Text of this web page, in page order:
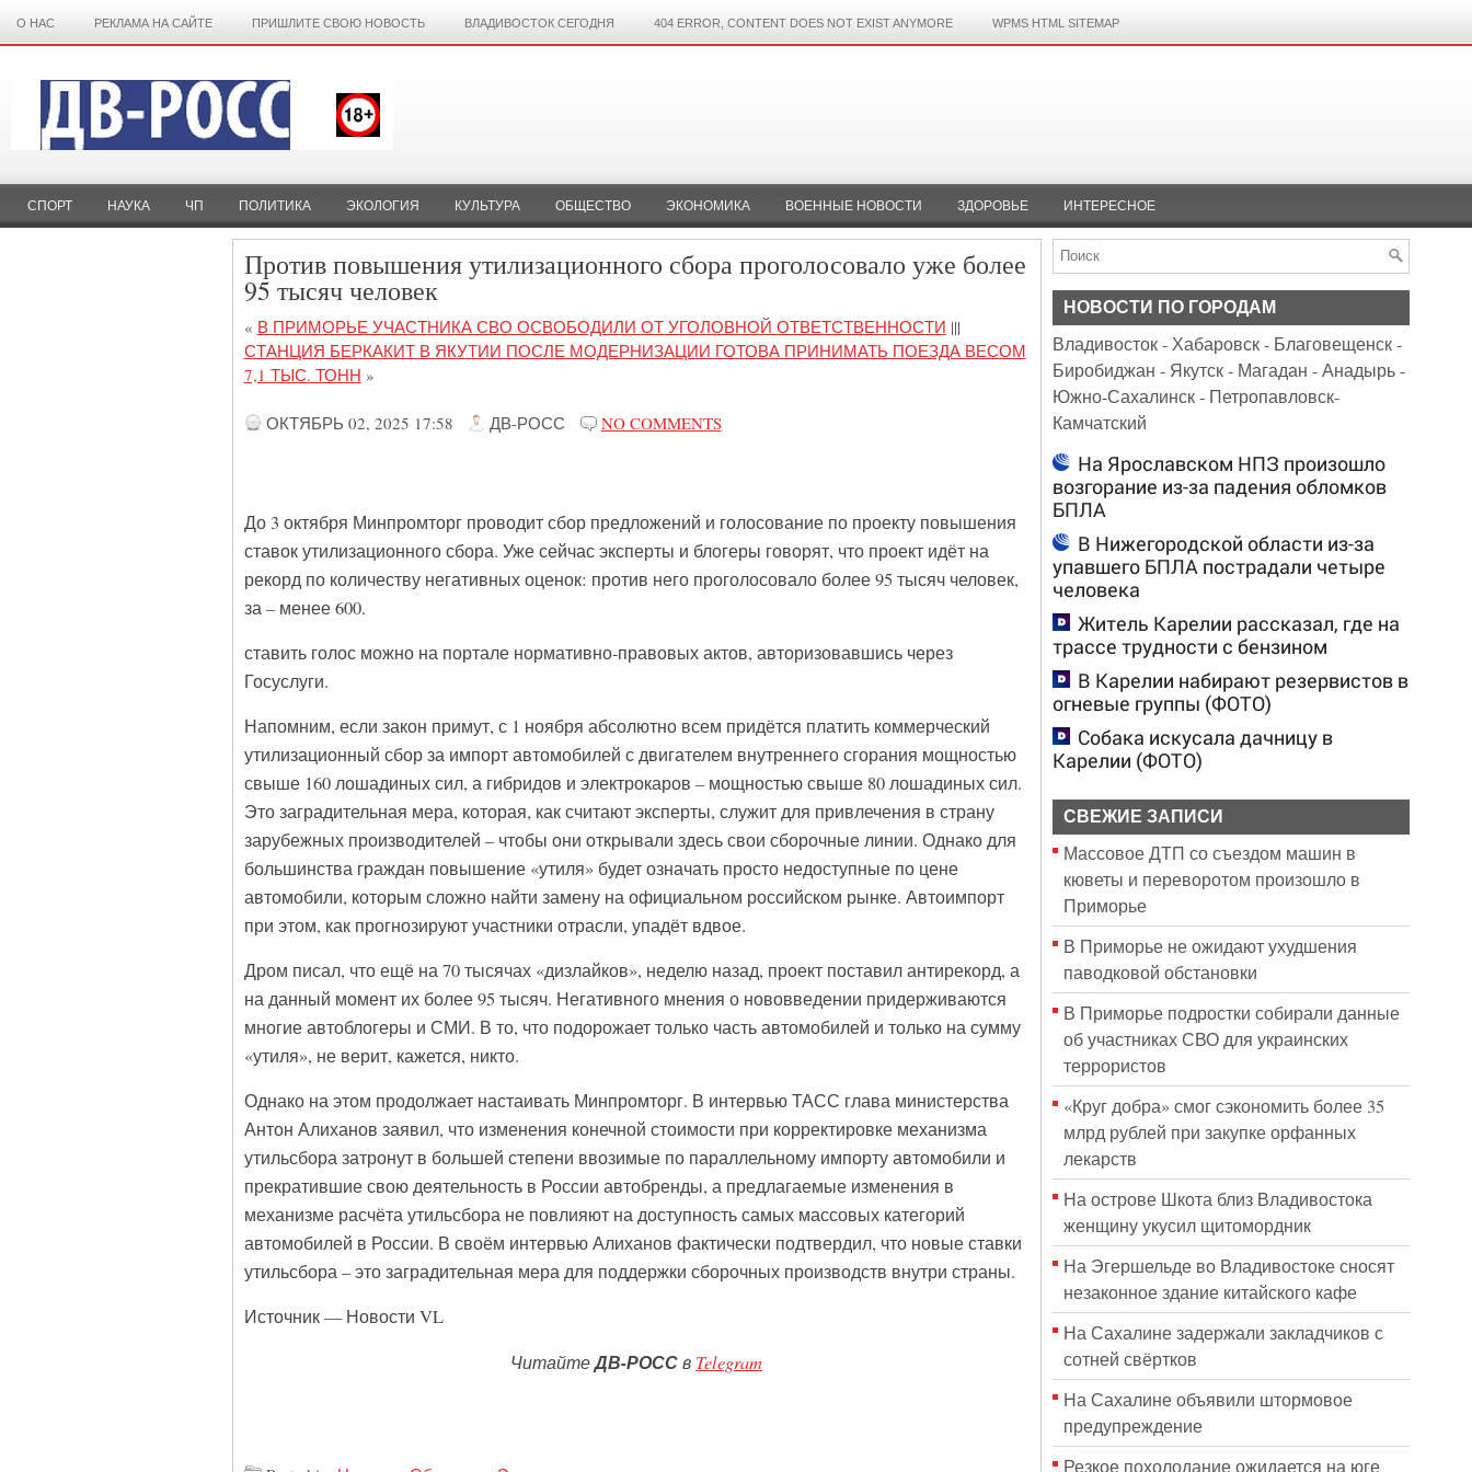
О НАС РЕКЛАМА НА САЙТЕ ПРИШЛИТЕ СВОЮ НОВОСТЬ ВЛАДИВОСТОК СЕГОДНЯ 404 ERROR, CONTENT DOES NOT EXIST ANYMORE WPMS HTML SITEMAP
СПОРТ НАУКА ЧП ПОЛИТИКА ЭКОЛОГИЯ КУЛЬТУРА ОБЩЕСТВО ЭКОНОМИКА ВОЕННЫЕ НОВОСТИ ЗДОРОВЬЕ ИНТЕРЕСНОЕ
Против повышения утилизационного сбора проголосовало уже более
95 тысяч человек
« В ПРИМОРЬЕ УЧАСТНИКА СВО ОСВОБОДИЛИ ОТ УГОЛОВНОЙ ОТВЕТСТВЕННОСТИ |||
СТАНЦИЯ БЕРКАКИТ В ЯКУТИИ ПОСЛЕ МОДЕРНИЗАЦИИ ГОТОВА ПРИНИМАТЬ ПОЕЗДА ВЕСОМ
7,1 ТЫС. ТОНН »
ОКТЯБРЬ 02, 2025 17:58 ДВ-РОСС NO COMMENTS
До 3 октября Минпромторг проводит сбор предложений и голосование по проекту повышения
ставок утилизационного сбора. Уже сейчас эксперты и блогеры говорят, что проект идёт на
рекорд по количеству негативных оценок: против него проголосовало более 95 тысяч человек,
за – менее 600.
ставить голос можно на портале нормативно-правовых актов, авторизовавшись через
Госуслуги.
Напомним, если закон примут, с 1 ноября абсолютно всем придётся платить коммерческий
утилизационный сбор за импорт автомобилей с двигателем внутреннего сгорания мощностью
свыше 160 лошадиных сил, а гибридов и электрокаров – мощностью свыше 80 лошадиных сил.
Это заградительная мера, которая, как считают эксперты, служит для привлечения в страну
зарубежных производителей – чтобы они открывали здесь свои сборочные линии. Однако для
большинства граждан повышение «утиля» будет означать просто недоступные по цене
автомобили, которым сложно найти замену на официальном российском рынке. Автоимпорт
при этом, как прогнозируют участники отрасли, упадёт вдвое.
Дром писал, что ещё на 70 тысячах «дизлайков», неделю назад, проект поставил антирекорд, а
на данный момент их более 95 тысяч. Негативного мнения о нововведении придерживаются
многие автоблогеры и СМИ. В то, что подорожает только часть автомобилей и только на сумму
«утиля», не верит, кажется, никто.
Однако на этом продолжает настаивать Минпромторг. В интервью ТАСС глава министерства
Антон Алиханов заявил, что изменения конечной стоимости при корректировке механизма
утильсбора затронут в большей степени ввозимые по параллельному импорту автомобили и
прекратившие свою деятельность в России автобренды, а предлагаемые изменения в
механизме расчёта утильсбора не повлияют на доступность самых массовых категорий
автомобилей в России. В своём интервью Алиханов фактически подтвердил, что новые ставки
утильсбора – это заградительная мера для поддержки сборочных производств внутри страны.
Источник — Новости VL
ЧитайтеДВ-РОССв Telegram
НОВОСТИ ПО ГОРОДАМ
Владивосток-Хабаровск- Благовещенск-
Биробиджан - Якутск- Магадан -Анадырь-
Южно-Сахалинск- Петропавловск-
Камчатский
На Ярославском НПЗ произошло
возгорание из-за падения обломков
БПЛА
В Нижегородской области из-за
упавшего БПЛА пострадали четыре
человека
Житель Карелии рассказал, где на
трассе трудности с бензином
В Карелии набирают резервистов в
огневые группы (ФОТО)
Собака искусала дачницу в
Карелии (ФОТО)
СВЕЖИЕ ЗАПИСИ
Массовое ДТП со съездом машин в
кюветы и переворотом произошло в
Приморье
В Приморье не ожидают ухудшения
паводковой обстановки
В Приморье подростки собирали данные
об участниках СВО для украинских
террористов
«Круг добра» смог сэкономить более 35
млрд рублей при закупке орфанных
лекарств
На острове Шкота близ Владивостока
женщину укусил щитомордник
На Эгершельде во Владивостоке сносят
незаконное здание китайского кафе
На Сахалине задержали закладчиков с
сотней свёртков
На Сахалине объявили штормовое
предупреждение
Резкое похолодание ожидается на юге